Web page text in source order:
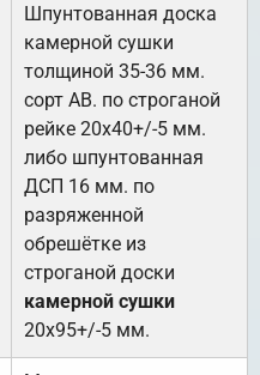
Шпунтованная доска
камерной сушки
толщиной 35-36 мм.
сорт АВ. по строганой
рейке 20х40+/-5 мм.
либо шпунтованная
ДСП 16 мм. по
разряженной
обрешётке из
строганой доски
камерной сушки
20х95+/-5 мм.